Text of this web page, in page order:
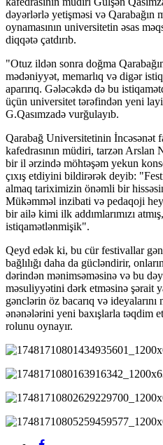
dəyərlərlə yetişməsi və Qarabağın
oynamasının universitetin əsas
diqqətə çatdırıb.
"Otuz ildən sonra doğma
mədəniyyət, memarlıq və digər
aparırıq. Gələcəkdə də bu
üçün universitet tərəfindən yeni
G.Qasımzadə vurğulayıb.
Qarabağ Universitetinin İncəsənət
kafedrasının müdiri, tarzən Arslan
bir il ərzində möhtəşəm yekun
çıxış etdiyini bildirərək deyib:
almaq tariximizin önəmli bir
Mükəmməl inzibati və pedaqoji
bir ailə kimi ilk addımlarımızı
istiqamətlənmişik".
Qeyd edək ki, bu cür festivallar
bağlılığı daha da gücləndirir,
dərindən mənimsəməsinə və bu
məsuliyyətini dərk etməsinə şərait
gənclərin öz bacarıq və
ənənələrini yeni baxışlarla təqdim
rolunu oynayır.